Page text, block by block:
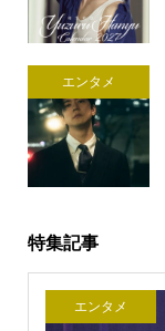
エンタメ
特集記事
エンタメ